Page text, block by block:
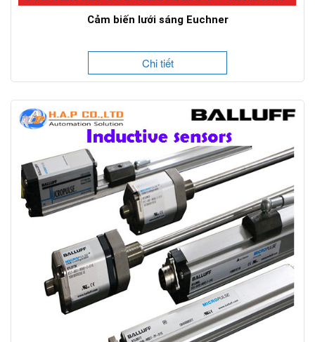
Cảm biến lưới sáng Euchner
Chi tiết